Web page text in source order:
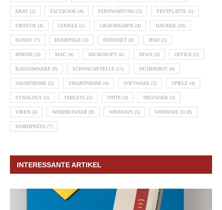
EBAY (2) FACEBOOK (4) FERNWARTUNG (3) FESTPLATTE (5)
FIREFOX (4) GOOGLE (5) GRAFIKKARTE (4) HACKER (20)
HANDY (7) HOMEPAGE (3) INTERNET (8) IPAD (2)
IPHONE (3) MAC (4) MICROSOFT (6) NEWS (3) OFFICE (3)
RANSOMWARE (9) SCHWACHSTELLE (15) SICHERHEIT (4)
SMARTHOME (5) SMARTPHONE (4) SOFTWARE (3) SPIELE (4)
SYNOLOGY (3) TABLETS (5) TINTE (3) TROJANER (3)
VIREN (4) WEBBROWSER (9) WINDOWS (3) WINDOWS 10 (8)
WORDPRESS (7)
INTERESSANTE ARTIKEL